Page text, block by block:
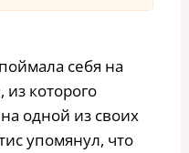
себя на
которого
одной из своих
упомянул, что